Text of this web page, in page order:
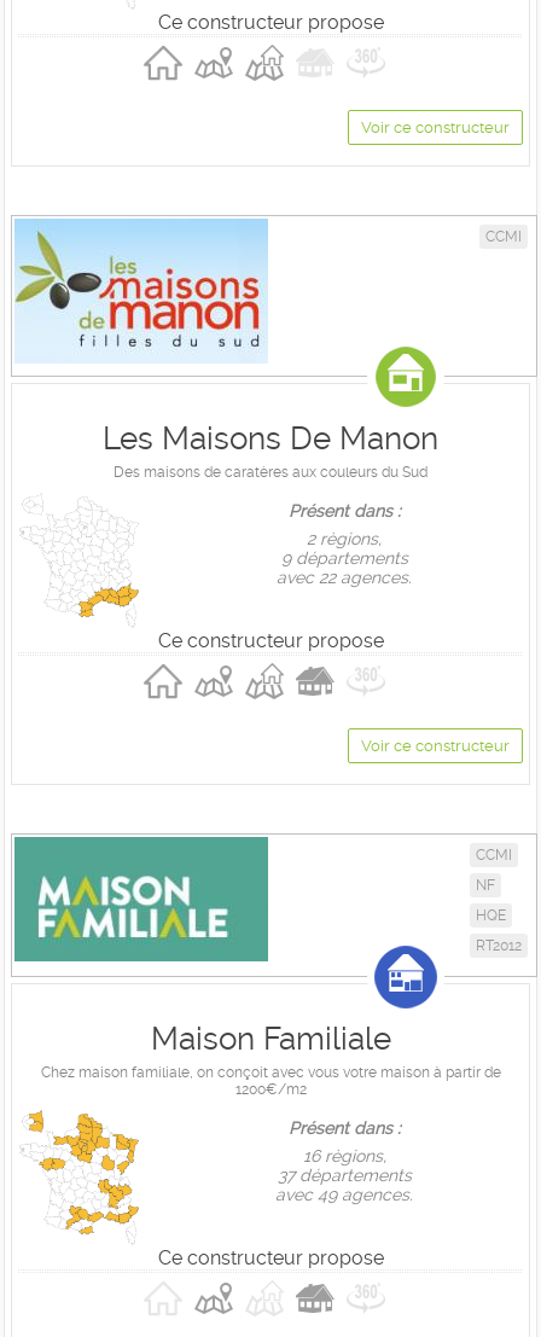
Ce constructeur propose
Voir ce constructeur
CCMI
Les Maisons De Manon
Des maisons de caratères aux couleurs du Sud
Présent dans :
2 règions,
9 départements
avec 22 agences.
Ce constructeur propose
Voir ce constructeur
CCMI
NF
HQE
RT2012
Maison Familiale
Chez maison familiale, on conçoit avec vous votre maison à partir de
1200€/m2
Présent dans :
16 règions,
37 départements
avec 49 agences.
Ce constructeur propose